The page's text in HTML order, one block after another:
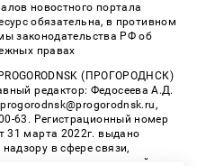
новостного портала
обязательна, в противном
законодательства РФ об
правах
(ПРОГОРОДНСК)
редактор: Федосеева А.Д.
63. Регистрационный номер
марта 2022г. выдано
в сфере связи,
массовых коммуникаций.